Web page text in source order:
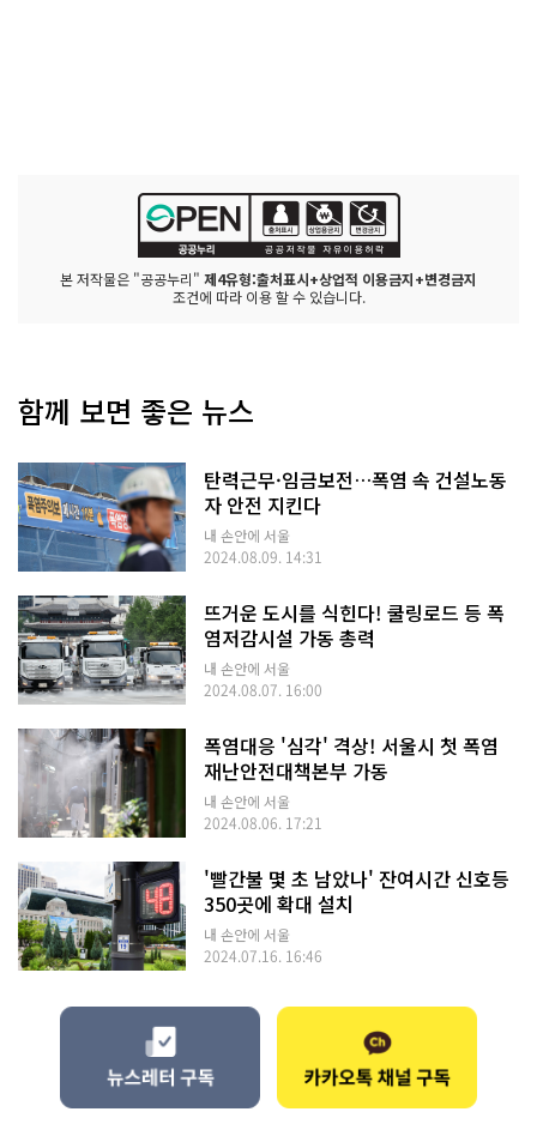
본 저작물은 "공공누리" 제4유형:출처표시+상업적 이용금지+변경금지
조건에 따라 이용 할 수 있습니다.
함께 보면 좋은 뉴스
탄력근무·임금보전…폭염 속 건설노동
자 안전 지킨다
내 손안에 서울
2024.08.09. 14:31
뜨거운 도시를 식힌다! 쿨링로드 등 폭
염저감시설 가동 총력
내 손안에 서울
2024.08.07. 16:00
폭염대응 '심각' 격상! 서울시 첫 폭염
재난안전대책본부 가동
내 손안에 서울
2024.08.06. 17:21
'빨간불 몇 초 남았나' 잔여시간 신호등
350곳에 확대 설치
내 손안에 서울
2024.07.16. 16:46